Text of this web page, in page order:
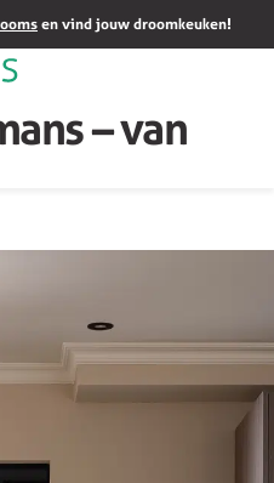
en vind jouw droomkeuken!
– van